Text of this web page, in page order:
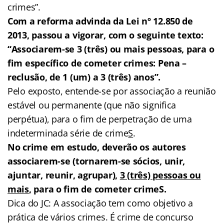
crimes”.
Com a reforma advinda da Lei nº 12.850 de
2013, passou a vigorar, com o seguinte texto:
“Associarem-se 3 (três) ou mais pessoas, para o
fim específico de cometer crimes: Pena –
reclusão, de 1 (um) a 3 (três) anos”.
Pelo exposto, entende-se por associação a reunião
estável ou permanente (que não significa
perpétua), para o fim de perpetração de uma
indeterminada série de crimeS.
No crime em estudo, deverão os autores
associarem-se (tornarem-se sócios, unir,
ajuntar, reunir, agrupar), 3 (três) pessoas ou
mais, para o fim de cometer crimeS.
Dica do JC: A associação tem como objetivo a
prática de vários crimes. É crime de concurso